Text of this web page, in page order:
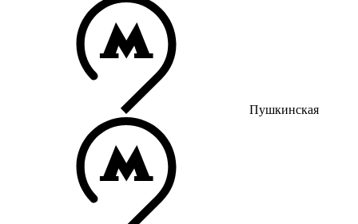
Пушкинская